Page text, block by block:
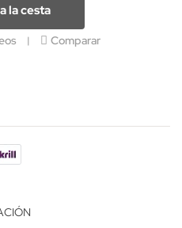
la cesta
Comparar